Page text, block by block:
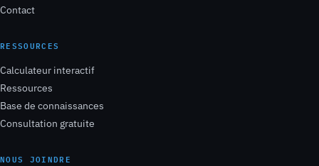
Contact
RESSOURCES
Calculateur interactif
Ressources
Base de connaissances
Consultation gratuite
NOUS JOINDRE